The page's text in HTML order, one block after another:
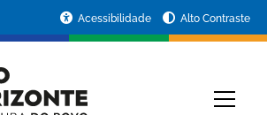
Acessibilidade Alto Contraste